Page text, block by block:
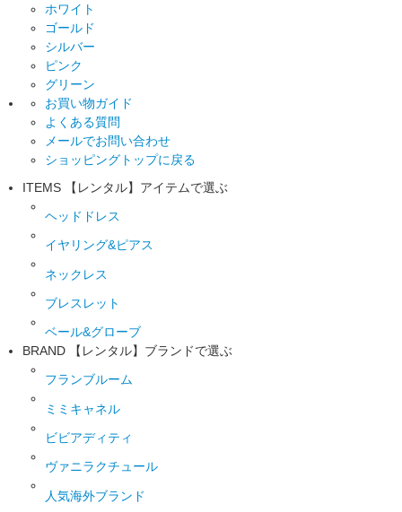
ホワイト
ゴールド
シルバー
ピンク
グリーン
お買い物ガイド
よくある質問
メールでお問い合わせ
ショッピングトップに戻る
ITEMS
【レンタル】アイテムで選ぶ
ヘッドドレス
イヤリング&ピアス
ネックレス
ブレスレット
ベール&グローブ
BRAND
【レンタル】ブランドで選ぶ
フランブルーム
ミミキャネル
ビビアディティ
ヴァニラクチュール
人気海外ブランド